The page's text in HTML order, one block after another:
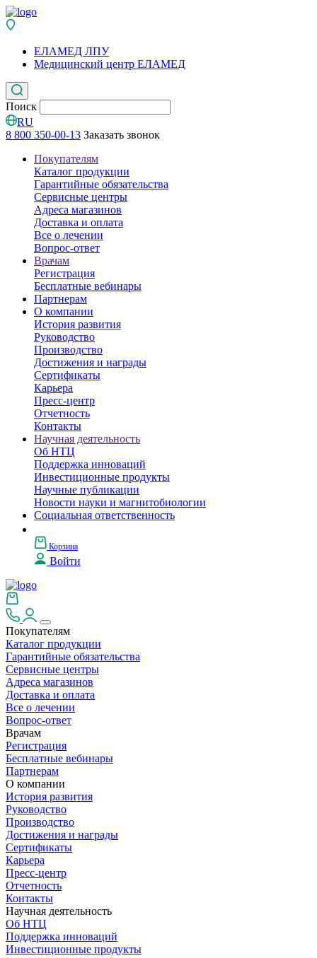
ЕЛАМЕД ЛПУ
Медицинский центр ЕЛАМЕД
Поиск
RU
8 800 350-00-13 Заказать звонок
Покупателям
Каталог продукции
Гарантийные обязательства
Сервисные центры
Адреса магазинов
Доставка и оплата
Все о лечении
Вопрос-ответ
Врачам
Регистрация
Бесплатные вебинары
Партнерам
О компании
История развития
Руководство
Производство
Достижения и награды
Сертификаты
Карьера
Пресс-центр
Отчетность
Контакты
Научная деятельность
Об НТЦ
Поддержка инноваций
Инвестиционные продукты
Научные публикации
Новости науки и магнитобиологии
Социальная ответственность
Корзина
Войти
Покупателям
Каталог продукции
Гарантийные обязательства
Сервисные центры
Адреса магазинов
Доставка и оплата
Все о лечении
Вопрос-ответ
Врачам
Регистрация
Бесплатные вебинары
Партнерам
О компании
История развития
Руководство
Производство
Достижения и награды
Сертификаты
Карьера
Пресс-центр
Отчетность
Контакты
Научная деятельность
Об НТЦ
Поддержка инноваций
Инвестиционные продукты